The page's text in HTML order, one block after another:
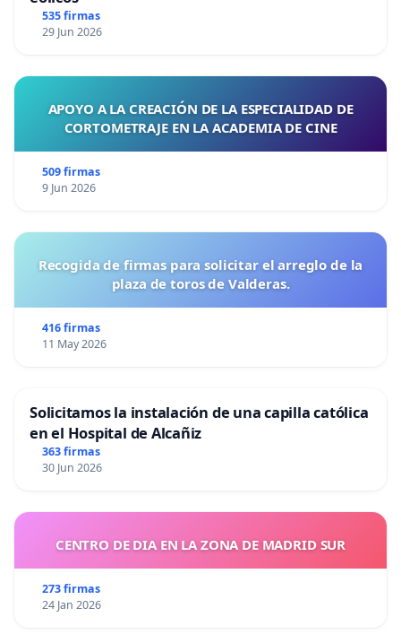
535 firmas
29 Jun 2026
APOYO A LA CREACIÓN DE LA ESPECIALIDAD DE
CORTOMETRAJE EN LA ACADEMIA DE CINE
509 firmas
9 Jun 2026
Recogida de firmas para solicitar el arreglo de la
plaza de toros de Valderas.
416 firmas
11 May 2026
Solicitamos la instalación de una capilla católica
en el Hospital de Alcañiz
363 firmas
30 Jun 2026
CENTRO DE DIA EN LA ZONA DE MADRID SUR
273 firmas
24 Jan 2026